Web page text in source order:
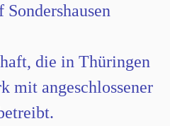
die in Thüringen
mit angeschlossener